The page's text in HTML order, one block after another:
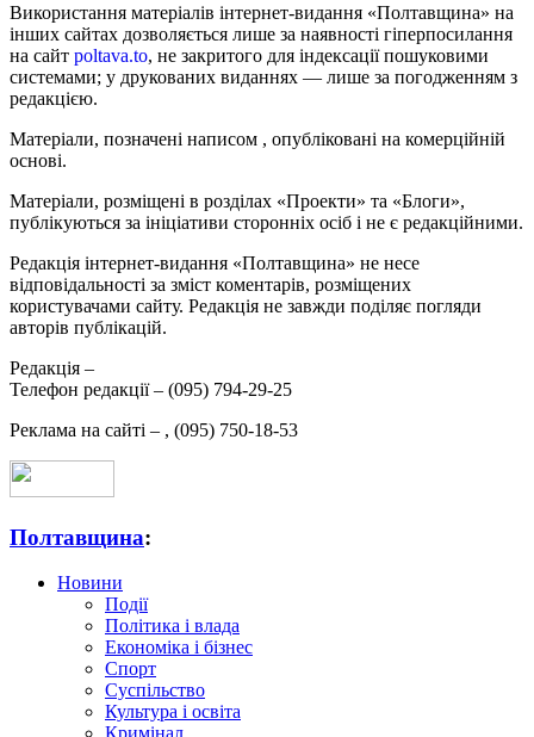
Використання матеріалів інтернет-видання «Полтавщина» на
інших сайтах дозволяється лише за наявності гіперпосилання
на сайт poltava.to, не закритого для індексації пошуковими
системами; у друкованих виданнях — лише за погодженням з
редакцією.
Матеріали, позначені написом , опубліковані на комерційній
основі.
Матеріали, розміщені в розділах «Проекти» та «Блоги»,
публікуються за ініціативи сторонніх осіб і не є редакційними.
Редакція інтернет-видання «Полтавщина» не несе
відповідальності за зміст коментарів, розміщених
користувачами сайту. Редакція не завжди поділяє погляди
авторів публікацій.
Редакція –
Телефон редакції – (095) 794-29-25
Реклама на сайті – , (095) 750-18-53
Полтавщина:
Новини
Події
Політика і влада
Економіка і бізнес
Спорт
Суспільство
Культура і освіта